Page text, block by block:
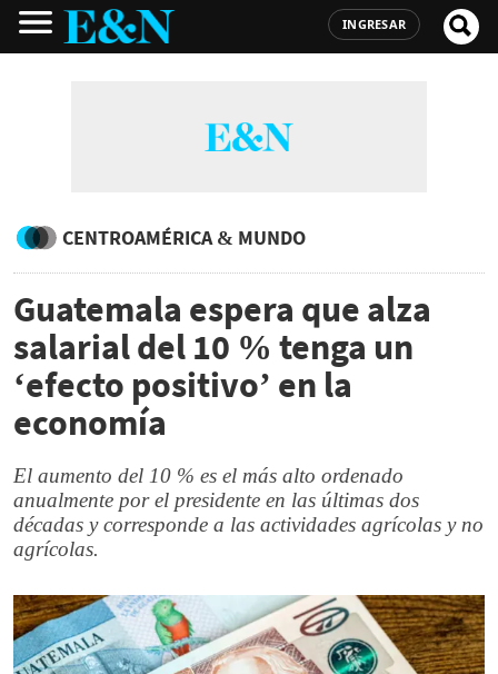
INGRESAR
CENTROAMÉRICA & MUNDO
Guatemala espera que alza
salarial del 10 % tenga un
‘efecto positivo’ en la
economía
El aumento del 10 % es el más alto ordenado
anualmente por el presidente en las últimas dos
décadas y corresponde a las actividades agrícolas y no
agrícolas.